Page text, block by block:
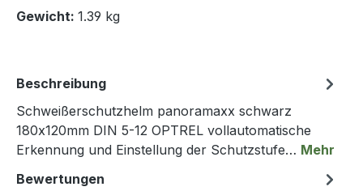
Gewicht: 1.39 kg
Beschreibung
Schweißerschutzhelm panoramaxx schwarz
180x120mm DIN 5-12 OPTREL vollautomatische
Erkennung und Einstellung der Schutzstufe… Mehr
Bewertungen